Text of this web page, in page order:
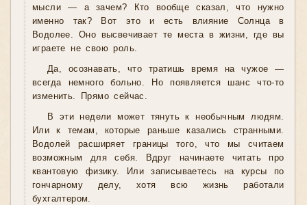
мысли — а зачем? Кто вообще сказал, что нужно
именно так? Вот это и есть влияние Солнца в
Водолее. Оно высвечивает те места в жизни, где вы
играете не свою роль.
Да, осознавать, что тратишь время на чужое —
всегда немного больно. Но появляется шанс что-то
изменить. Прямо сейчас.
В эти недели может тянуть к необычным людям.
Или к темам, которые раньше казались странными.
Водолей расширяет границы того, что мы считаем
возможным для себя. Вдруг начинаете читать про
квантовую физику. Или записываетесь на курсы по
гончарному делу, хотя всю жизнь работали
бухгалтером.